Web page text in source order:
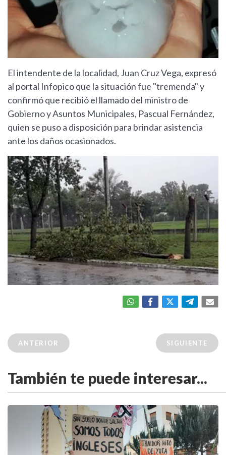
El intendente de la localidad, Juan Cruz Vega, expresó
al portal Infopico que la situación fue "tremenda" y
confirmó que recibió el llamado del ministro de
Gobierno y Asuntos Municipales, Pascual Fernández,
quien se puso a disposición para brindar asistencia
ante los daños ocasionados.
ANTERIOR SIGUIENTE
También te puede interesar...